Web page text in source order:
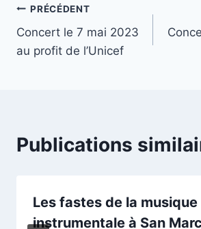
Navigation
de
PRÉCÉDENT
Concert le 7 mai 2023
au profit de l’Unicef
Publications
Les fastes de la musique
instrumentale à San